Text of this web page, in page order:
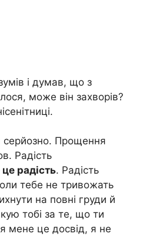
і думав, що з
може він захворів?
Прощення
Радість
радість. Радість
тебе не тривожать
на повні груди й
тобі за те, що ти
мене це досвід, я не